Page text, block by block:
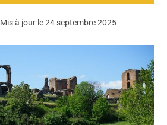
Mis à jour le 24 septembre 2025